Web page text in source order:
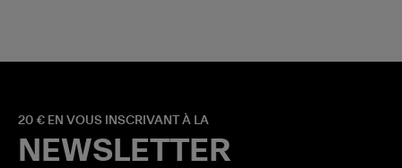
20 € EN VOUS INSCRIVANT À LA
NEWSLETTER